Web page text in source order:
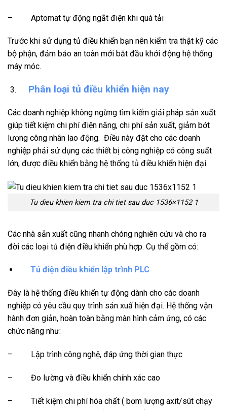
– Aptomat tự động ngắt điện khi quá tải
Trước khi sử dụng tủ điều khiển bạn nên kiểm tra thật kỹ các
bộ phận, đảm bảo an toàn mới bắt đầu khởi động hệ thống
máy móc.
Phân loại tủ điều khiển hiện nay
Các doanh nghiệp không ngừng tìm kiếm giải pháp sản xuất
giúp tiết kiệm chi phí điện năng, chi phí sản xuất, giảm bớt
lượng công nhân lao động. Điều này đặt cho các doanh
nghiệp phải sử dụng các thiết bị công nghiệp có công suất
lớn, được điều khiển bằng hệ thống tủ điều khiển hiện đại.
Tu dieu khien kiem tra chi tiet sau duc 1536×1152 1
Các nhà sản xuất cũng nhanh chóng nghiên cứu và cho ra
đời các loại tủ điện điều khiển phù hợp. Cụ thể gồm có:
Tủ điện điều khiển lập trình PLC
Đây là hệ thống điều khiển tự động dành cho các doanh
nghiệp có yêu cầu quy trình sản xuấ hiện đại. Hệ thống vận
hành đơn giản, hoàn toàn bằng màn hình cảm ứng, có các
chức năng như:
– Lập trình công nghệ, đáp ứng thời gian thực
– Đo lường và điều khiển chính xác cao
– Tiết kiệm chi phí hóa chất ( bơm lượng axit/sút chạy